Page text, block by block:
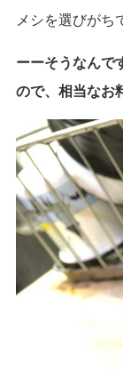
メシを選びがち
ーーそうなんで
ので、相当なお